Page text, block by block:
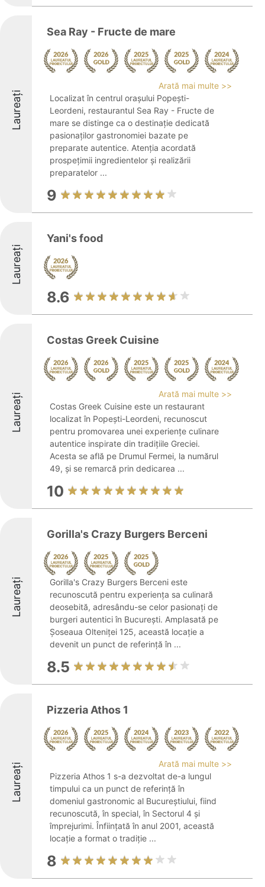
Laureați
Sea Ray - Fructe de mare
Arată mai multe >>
Localizat în centrul orașului Popești-
Leordeni, restaurantul Sea Ray - Fructe de
mare se distinge ca o destinație dedicată
pasionaților gastronomiei bazate pe
preparate autentice. Atenția acordată
prospețimii ingredientelor și realizării
preparatelor ...
9
Laureați
Yani's food
8.6
Laureați
Costas Greek Cuisine
Arată mai multe >>
Costas Greek Cuisine este un restaurant
localizat în Popești-Leordeni, recunoscut
pentru promovarea unei experiențe culinare
autentice inspirate din tradițiile Greciei.
Acesta se află pe Drumul Fermei, la numărul
49, și se remarcă prin dedicarea ...
10
Laureați
Gorilla's Crazy Burgers Berceni
Gorilla's Crazy Burgers Berceni este
recunoscută pentru experiența sa culinară
deosebită, adresându-se celor pasionați de
burgeri autentici în București. Amplasată pe
Șoseaua Olteniței 125, această locație a
devenit un punct de referință în ...
8.5
Laureați
Pizzeria Athos 1
Arată mai multe >>
Pizzeria Athos 1 s-a dezvoltat de-a lungul
timpului ca un punct de referință în
domeniul gastronomic al Bucureștiului, fiind
recunoscută, în special, în Sectorul 4 și
împrejurimi. Înființată în anul 2001, această
locație a format o tradiție ...
8